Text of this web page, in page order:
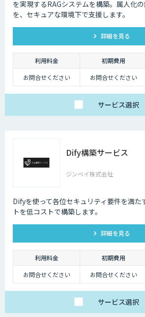
を実現するRAGシステムを構築。属人化
を、セキュアな環境下で支援します。
詳細を見る
利用料金 初期費用
お問合せください
お問合せください
サービス選択
Dify構築サービス
ジンベイ株式会社
Difyを使って各位セキュリティ要件を満た
トを低コストで構築します。
詳細を見る
利用料金 初期費用
お問合せください
お問合せください
サービス選択